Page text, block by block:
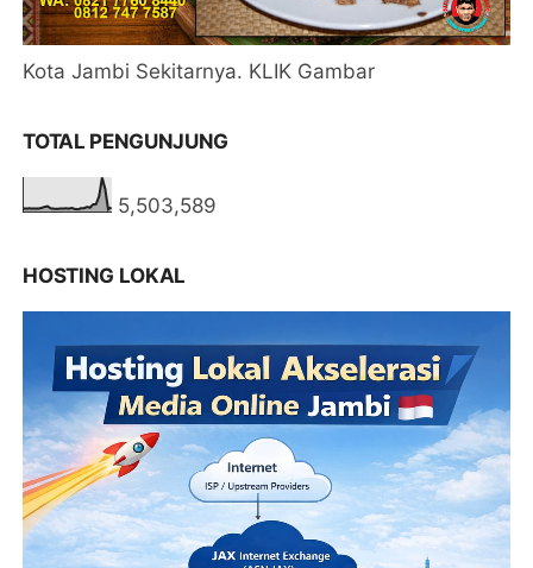
Kota Jambi Sekitarnya. KLIK Gambar
TOTAL PENGUNJUNG
5,503,589
HOSTING LOKAL